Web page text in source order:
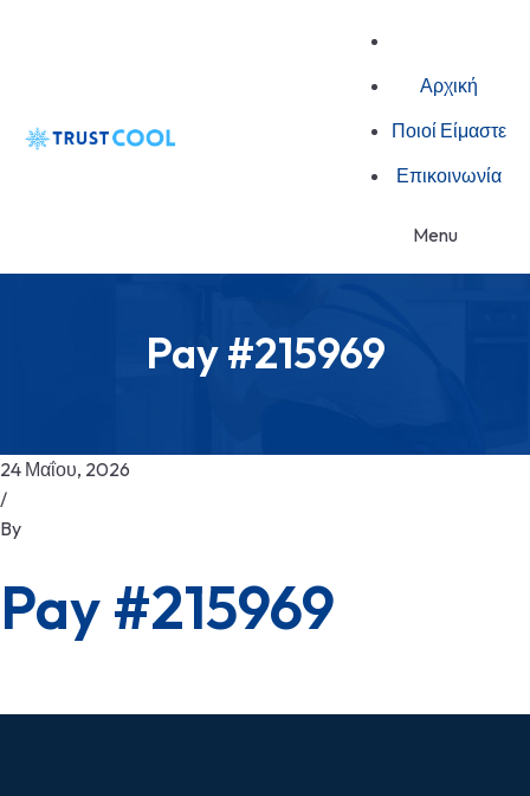
Αρχική
Ποιοί Είμαστε
Επικοινωνία
Menu
Pay #215969
24 Μαΐου, 2026
/
By
Pay #215969